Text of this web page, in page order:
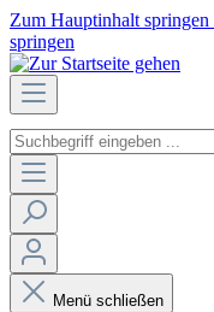
Zum Hauptinhalt springen
springen
Menü schließen